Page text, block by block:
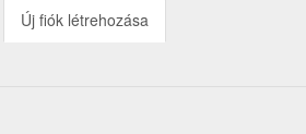
Új fiók létrehozása